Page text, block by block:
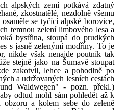
alpských zemí potkává zdatný
zkostnatělé, nezdolně všemu
se tyčící alpské borovice,
temnou zelení limbového lesa a
bystřina, stoupá do prudkých
s jasně zelenými modříny. To je
nikde však nenajde poutník tak
stejně jako na Šumavě stoupat
zakotvil, lehce a pohodlně po
a udržovaných lesních cestách
Waldwegen" - pozn. překl.)
odtud mohl sám pohledět až k
obzoru a kolem sebe do zeleně